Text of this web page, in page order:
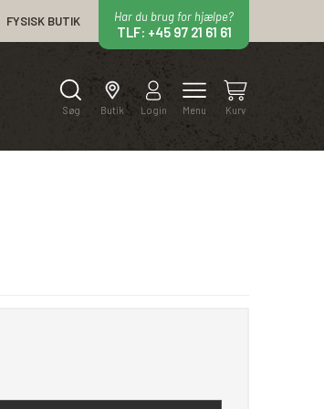
FYSISK BUTIK Har du brug for hjælpe?
TLF: +45 97 21 61 61
Søg Butik Login Menu Kurv